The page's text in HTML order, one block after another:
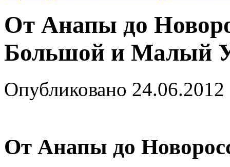
От Анапы до
Большой и Малый
Опубликовано 24.06.2012
От Анапы до